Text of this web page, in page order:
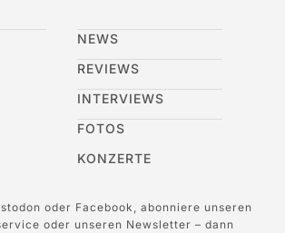
NEWS
REVIEWS
INTERVIEWS
FOTOS
KONZERTE
oder Facebook, abonniere unseren
oder unseren Newsletter – dann